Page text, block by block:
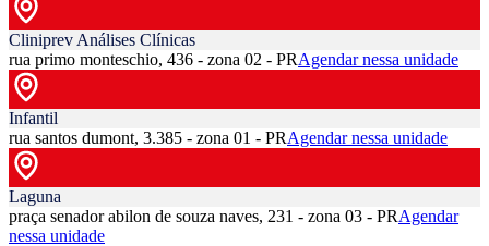
Cliniprev Análises Clínicas
rua primo monteschio, 436 - zona 02 - PRAgendar nessa unidade
Infantil
rua santos dumont, 3.385 - zona 01 - PRAgendar nessa unidade
Laguna
praça senador abilon de souza naves, 231 - zona 03 - PRAgendar
nessa unidade